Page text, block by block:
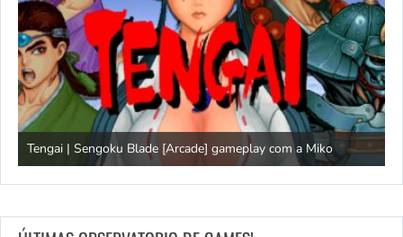
Tengai | Sengoku Blade [Arcade] gameplay com a Miko